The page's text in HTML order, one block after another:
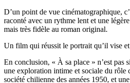
D’un point de vue cinématographique,
raconté avec un rythme lent et une
mais très fidèle au roman original.
Un film qui réussit le portrait qu’il vise
En conclusion, « À sa place » n’est pas
une exploration intime et sociale du rôle
société chilienne des années 1950, et